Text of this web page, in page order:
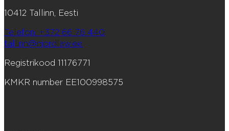
10412 Tallinn, Eesti
Telefon: +372 66 76 440
tallinn@njordlaw.ee
Registrikood 11176771
KMKR number EE100998575